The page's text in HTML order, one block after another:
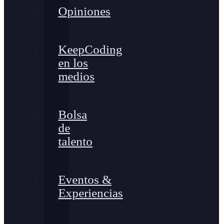
Opiniones
KeepCoding
en los
medios
Bolsa
de
talento
Eventos &
Experiencias